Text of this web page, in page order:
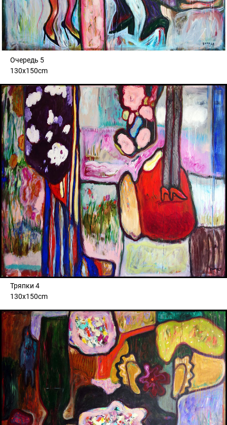
Очередь 5
130x150cm
Тряпки 4
130x150cm